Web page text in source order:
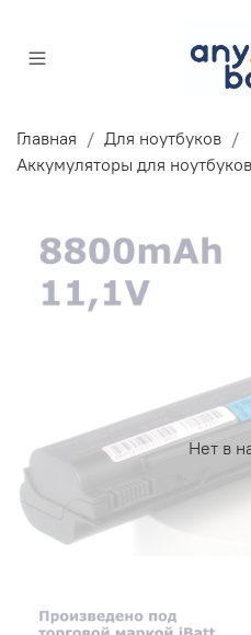
Главная Для ноутбуков
Аккумуляторы для
Нет в